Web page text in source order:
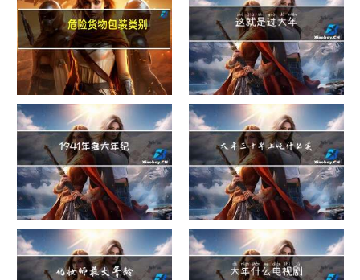
危险货物包装类别 这就是过大年
1941年多大年纪 大年三十早上吃什么美白